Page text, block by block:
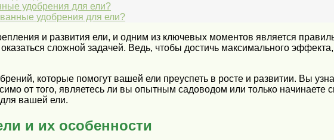
удобрения для ели?
удобрения для ели?
и развития ели, и одним из ключевых моментов является
сложной задачей. Ведь, чтобы достичь максимального
которые помогут вашей ели преуспеть в росте и развитии. Вы
от того, являетесь ли вы опытным садоводом или только начинаете
вашей ели.
и их особенности